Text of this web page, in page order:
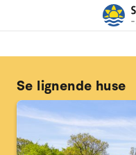
Se lignende huse